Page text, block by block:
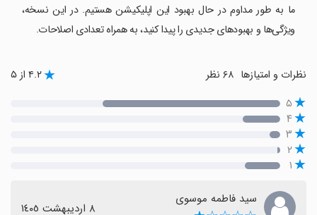
ما به طور مداوم در حال بهبود این اپلیکیشن هستیم. در این نسخه،
ویژگی‌ها و بهبودهای جدیدی را پیدا کنید، به همراه تعدادی اصلاحات.
نظرات و امتیازها ۴.۲ از ۵
۵
۴
۳
۲
۱
سید فاطمه موسوی
٨ اردیبهشت ١٤٠٥